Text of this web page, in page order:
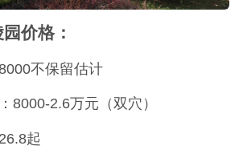
价格：
不保留估计
8000-2.6万元（双穴）
起